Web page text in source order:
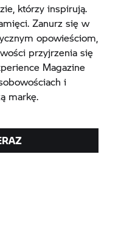
którzy inspirują.
Zanurz się w
opowieściom,
przyjrzenia się
Magazine
i
markę.